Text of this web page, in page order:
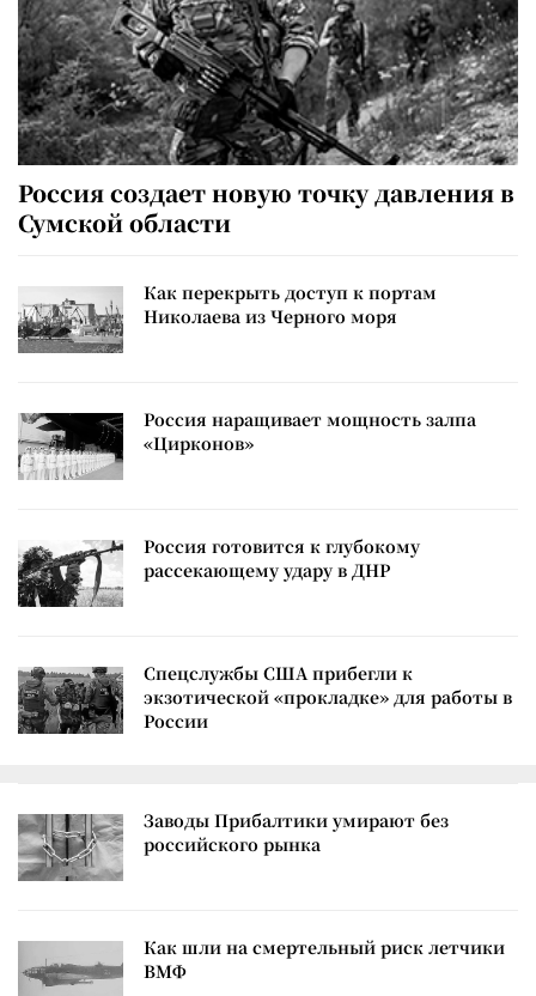
Россия создает новую точку давления в
Сумской области
Как перекрыть доступ к портам
Николаева из Черного моря
Россия наращивает мощность залпа
«Цирконов»
Россия готовится к глубокому
рассекающему удару в ДНР
Спецслужбы США прибегли к
экзотической «прокладке» для работы в
России
Заводы Прибалтики умирают без
российского рынка
Как шли на смертельный риск летчики
ВМФ